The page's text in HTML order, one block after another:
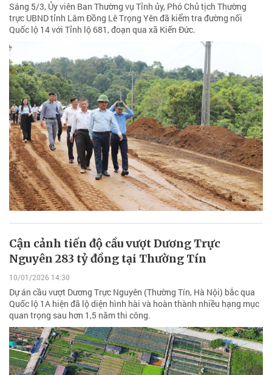
Sáng 5/3, Ủy viên Ban Thường vụ Tỉnh ủy, Phó Chủ tịch Thường
trực UBND tỉnh Lâm Đồng Lê Trọng Yên đã kiểm tra đường nối
Quốc lộ 14 với Tỉnh lộ 681, đoạn qua xã Kiến Đức.
Cận cảnh tiến độ cầu vượt Dương Trực
Nguyên 283 tỷ đồng tại Thường Tín
10/01/2026 14:30
Dự án cầu vượt Dương Trực Nguyên (Thường Tín, Hà Nội) bắc qua
Quốc lộ 1A hiện đã lộ diện hình hài và hoàn thành nhiều hạng mục
quan trọng sau hơn 1,5 năm thi công.